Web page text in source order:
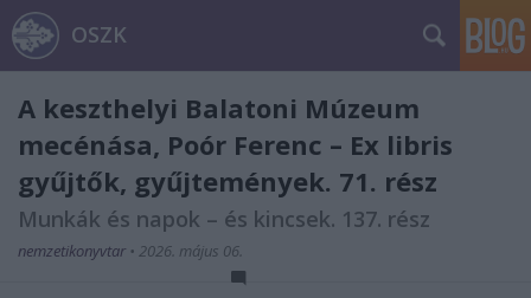
OSZK
A keszthelyi Balatoni Múzeum
mecénása, Poór Ferenc – Ex libris
gyűjtők, gyűjtemények. 71. rész
Munkák és napok – és kincsek. 137. rész
nemzetikonyvtar • 2026. május 06.